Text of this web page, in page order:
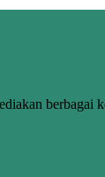
berbagai